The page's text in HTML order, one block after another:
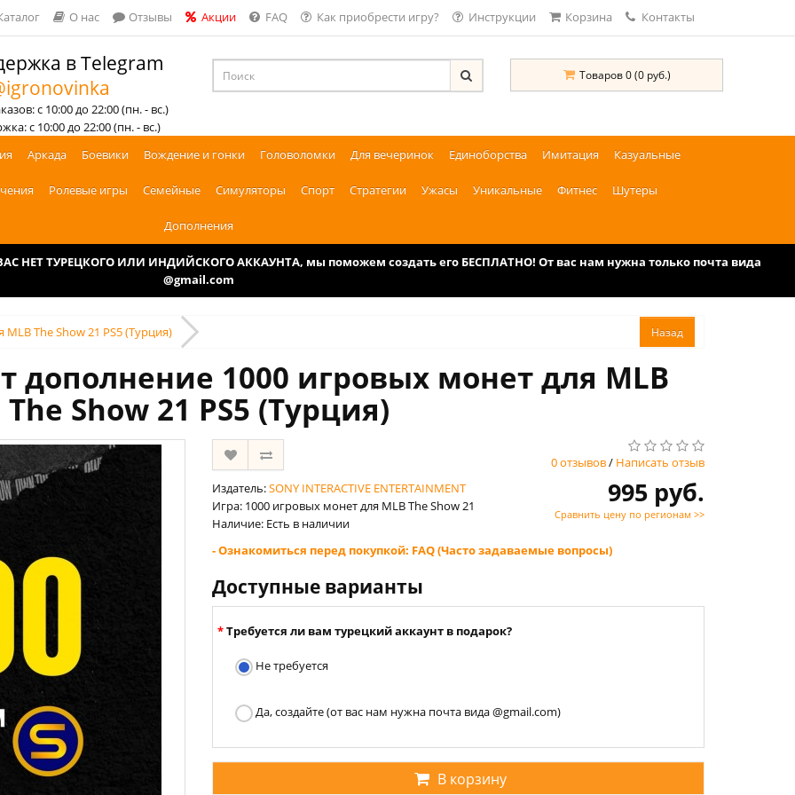
О нас Отзывы Акции FAQ Как приобрести игру? Инструкции Корзина Контакты
в Telegram
с 10:00 до 22:00 (пн. - вс.)
с 10:00 до 22:00 (пн. - вс.)
Товаров 0 (0 руб.)
Аркада Боевики Вождение и гонки Головоломки Для вечеринок Единоборства Имитация Казуальные
Ролевые игры Семейные Симуляторы Спорт Стратегии Ужасы Уникальные Фитнес Шутеры
Дополнения
НЕТ ТУРЕЦКОГО ИЛИ ИНДИЙСКОГО АККАУНТА, мы поможем создать его БЕСПЛАТНО! От вас нам нужна только почта вида
@gmail.com
The Show 21 PS5 (Турция)
дополнение ‎1000 игровых монет для MLB
The Show 21 PS5 (Турция)
0 отзывов/ Написать отзыв
Издатель:SONY INTERACTIVE ENTERTAINMENT
Игра: ‎1000 игровых монет для MLB The Show 21
Наличие: Есть в наличии
995 руб.
Сравнить цену по регионам >>
- Ознакомиться перед покупкой: FAQ (Часто задаваемые вопросы)
Доступные варианты
Требуется ли вам турецкий аккаунт в подарок?
Не требуется
Да, создайте (от вас нам нужна почта вида @gmail.com)
В корзину